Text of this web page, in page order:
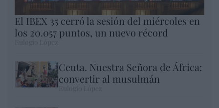
El IBEX 35 cerró la sesión del miércoles en
los 20.057 puntos, un nuevo récord
Ceuta. Nuestra Señora de África:
convertir al musulmán